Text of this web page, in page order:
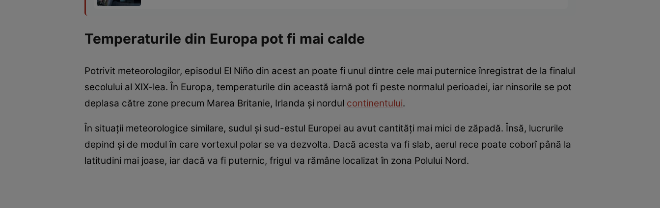
Temperaturile din Europa pot fi mai calde
Potrivit meteorologilor, episodul El Niño din acest an poate fi unul dintre cele mai puternice înregistrat de la finalul
secolului al XIX-lea. În Europa, temperaturile din această iarnă pot fi peste normalul perioadei, iar ninsorile se pot
deplasa către zone precum Marea Britanie, Irlanda și nordul continentului.
În situații meteorologice similare, sudul și sud-estul Europei au avut cantități mai mici de zăpadă. Însă, lucrurile
depind și de modul în care vortexul polar se va dezvolta. Dacă acesta va fi slab, aerul rece poate coborî până la
latitudini mai joase, iar dacă va fi puternic, frigul va rămâne localizat în zona Polului Nord.